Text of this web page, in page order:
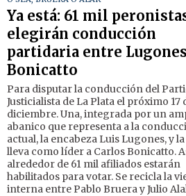
Ya está: 61 mil
elegirán conducción
partidaria entre
Bonicatto
Para disputar la conducción del
Justicialista de La Plata el próximo 17
diciembre. Una, integrada por un
abanico que representa a la
actual, la encabeza Luis Lugones, y
lleva como líder a Carlos Bonicatto.
alrededor de 61 mil afiliados estarán
habilitados para votar. Se recicla la
interna entre Pablo Bruera y Julio